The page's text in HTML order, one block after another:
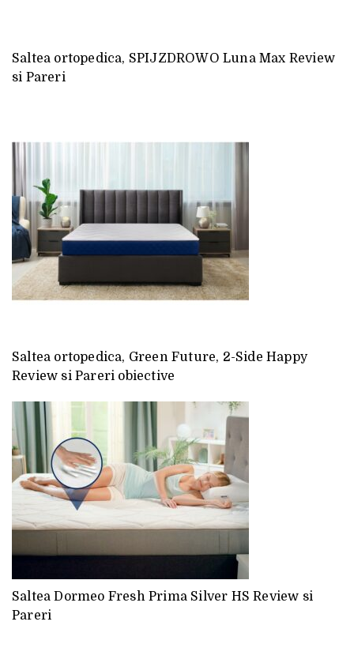
Saltea ortopedica, SPIJZDROWO Luna Max Review
si Pareri
Saltea ortopedica, Green Future, 2-Side Happy
Review si Pareri obiective
Saltea Dormeo Fresh Prima Silver HS Review si
Pareri